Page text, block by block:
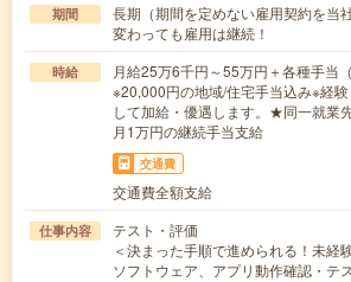
期間
長期（期間を定めない雇用契約を当
変わっても雇用は継続！
時給
月給25万6千円～55万円＋各種手当
※20,000円の地域/住宅手当込み※経
して加給・優遇します。★同一就業
月1万円の継続手当支給
交通費
交通費全額支給
仕事内容
テスト・評価
＜決まった手順で進められる！未経
ソフトウェア、アプリ動作確認・テ